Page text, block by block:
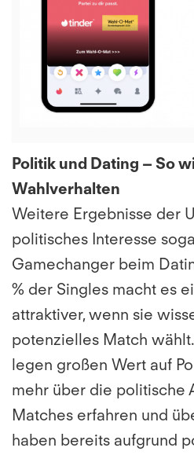
Politik und Dating – So
Wahlverhalten
Weitere Ergebnisse der
politisches Interesse
Gamechanger beim
% der Singles macht es
attraktiver, wenn sie
potenzielles Match
legen großen Wert auf
mehr über die politische
Matches erfahren und
haben bereits aufgrund